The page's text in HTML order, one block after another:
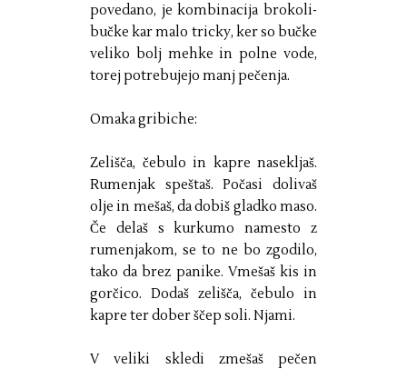
povedano, je kombinacija brokoli-
bučke kar malo tricky, ker so bučke
veliko bolj mehke in polne vode,
torej potrebujejo manj pečenja.
Omaka gribiche:
Zelišča, čebulo in kapre nasekljaš.
Rumenjak speštaš. Počasi dolivaš
olje in mešaš, da dobiš gladko maso.
Če delaš s kurkumo namesto z
rumenjakom, se to ne bo zgodilo,
tako da brez panike. Vmešaš kis in
gorčico. Dodaš zelišča, čebulo in
kapre ter dober ščep soli. Njami.
V veliki skledi zmešaš pečen